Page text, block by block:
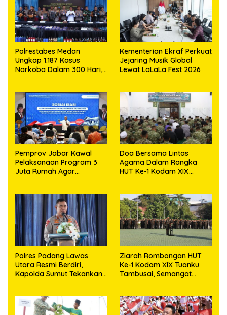
Polrestabes Medan
Ungkap 1.187 Kasus
Narkoba Dalam 300 Hari,
Kementerian Ekraf Perkuat
Jejaring Musik Global
Lewat LaLaLa Fest 2026
Pemprov Jabar Kawal
Pelaksanaan Program 3
Juta Rumah Agar
Doa Bersama Lintas
Agama Dalam Rangka
HUT Ke-1 Kodam XIX
Polres Padang Lawas
Utara Resmi Berdiri,
Kapolda Sumut Tekankan
Ziarah Rombongan HUT
Ke-1 Kodam XIX Tuanku
Tambusai, Semangat